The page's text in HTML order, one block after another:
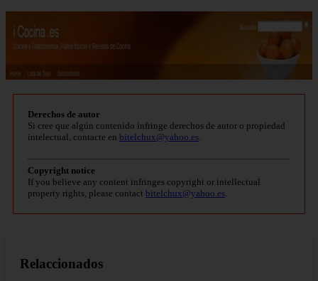
Derechos de autor
Si cree que algún contenido infringe derechos de autor o propiedad
intelectual, contacte en bitelchux@yahoo.es
Copyright notice
If you believe any content infringes copyright or intellectual
property rights, please contact bitelchux@yahoo.es
Relaccionados